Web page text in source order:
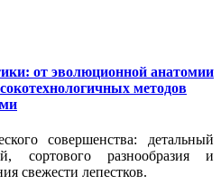
от эволюционной анатомии
методов
совершенства: детальный
сортового разнообразия и
свежести лепестков.